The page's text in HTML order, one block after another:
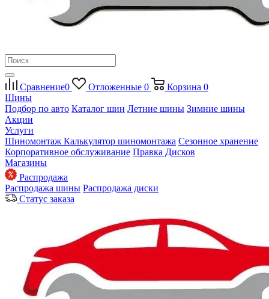
Сравнение0 Отложенные 0 Корзина 0
Шины
Подбор по авто Каталог шин Летние шины Зимние шины
Акции
Услуги
Шиномонтаж Калькулятор шиномонтажа Сезонное хранение
Корпоративное обслуживание Правка Дисков
Магазины
Распродажа
Распродажа шины Распродажа диски
Статус заказа